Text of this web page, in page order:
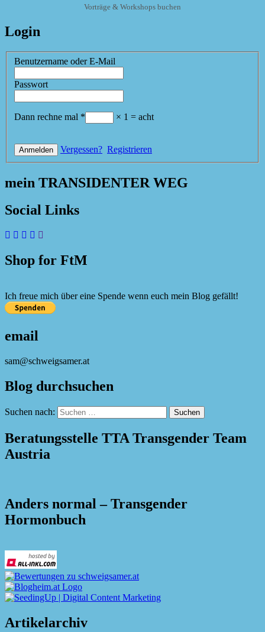
Vorträge & Workshops buchen
Login
Benutzername oder E-Mail
Passwort
Dann rechne mal * × 1 = acht
Vergessen? Registrieren
mein TRANSIDENTER WEG
Social Links
Shop for FtM
Ich freue mich über eine Spende wenn euch mein Blog gefällt!
email
sam@schweigsamer.at
Blog durchsuchen
Suchen nach:
Beratungsstelle TTA Transgender Team
Austria
Anders normal – Transgender
Hormonbuch
Artikelarchiv